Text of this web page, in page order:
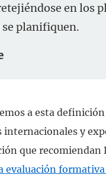
en los
planifiquen.
a esta
y
que recomiendan
evaluación